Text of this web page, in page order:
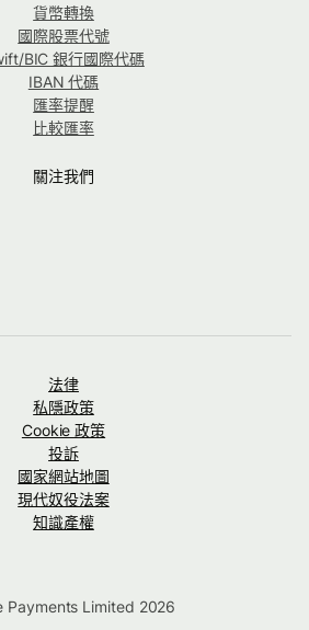
貨幣轉換
國際股票代號
BIC 銀行國際代碼
IBAN 代碼
匯率提醒
比較匯率
關注我們
法律
私隱政策
Cookie 政策
投訴
國家網站地圖
現代奴役法案
知識產權
Payments Limited 2026